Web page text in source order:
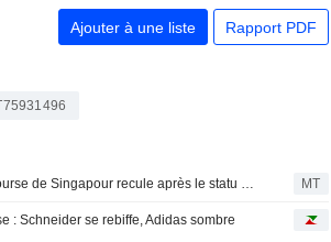
Ajouter à une liste Rapport PDF
La Bourse de Singapour recule après le statu quo de la Réserve fédérale américaine MT
: Schneider se rebiffe, Adidas sombre